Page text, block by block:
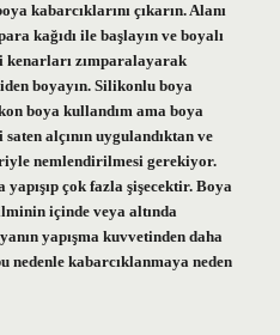
kabarcıklarını çıkarın. Alanı
kağıdı ile başlayın ve boyalı
kenarları zımparalayarak
boyayın. Silikonlu boya
boya kullandım ama boya
alçının uygulandıktan ve
nemlendirilmesi gerekiyor.
çok fazla şişecektir. Boya
içinde veya altında
yapışma kuvvetinden daha
nedenle kabarcıklanmaya neden